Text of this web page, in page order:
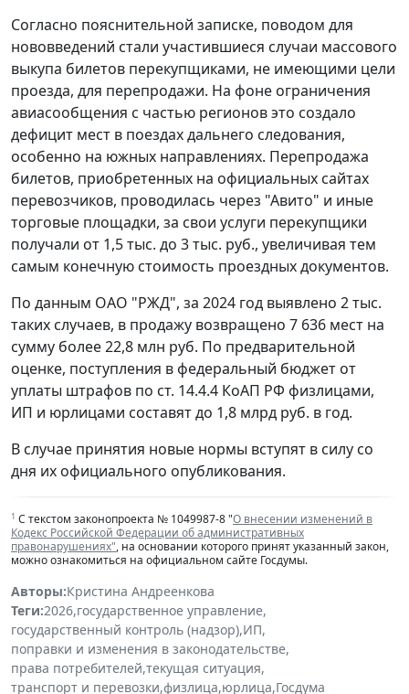
Согласно пояснительной записке, поводом для
нововведений стали участившиеся случаи массового
выкупа билетов перекупщиками, не имеющими цели
проезда, для перепродажи. На фоне ограничения
авиасообщения с частью регионов это создало
дефицит мест в поездах дальнего следования,
особенно на южных направлениях. Перепродажа
билетов, приобретенных на официальных сайтах
перевозчиков, проводилась через "Авито" и иные
торговые площадки, за свои услуги перекупщики
получали от 1,5 тыс. до 3 тыс. руб., увеличивая тем
самым конечную стоимость проездных документов.
По данным ОАО "РЖД", за 2024 год выявлено 2 тыс.
таких случаев, в продажу возвращено 7 636 мест на
сумму более 22,8 млн руб. По предварительной
оценке, поступления в федеральный бюджет от
уплаты штрафов по ст. 14.4.4 КоАП РФ физлицами,
ИП и юрлицами составят до 1,8 млрд руб. в год.
В случае принятия новые нормы вступят в силу со
дня их официального опубликования.
1 С текстом законопроекта № 1049987-8 "О внесении изменений в
Кодекс Российской Федерации об административных
правонарушениях", на основании которого принят указанный закон,
можно ознакомиться на официальном сайте Госдумы.
Авторы:Кристина Андреенкова
Теги:2026,государственное управление,
государственный контроль (надзор),ИП,
поправки и изменения в законодательстве,
права потребителей,текущая ситуация,
транспорт и перевозки,физлица,юрлица,Госдума